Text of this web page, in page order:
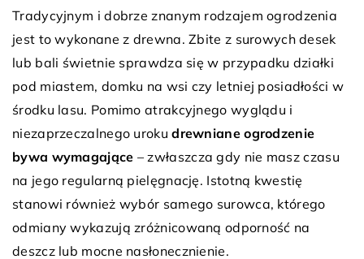
Tradycyjnym i dobrze znanym rodzajem ogrodzenia
jest to wykonane z drewna. Zbite z surowych desek
lub bali świetnie sprawdza się w przypadku działki
pod miastem, domku na wsi czy letniej posiadłości w
środku lasu. Pomimo atrakcyjnego wyglądu i
niezaprzeczalnego urokudrewniane ogrodzenie
bywa wymagające – zwłaszcza gdy nie masz czasu
na jego regularną pielęgnację. Istotną kwestię
stanowi również wybór samego surowca, którego
odmiany wykazują zróżnicowaną odporność na
deszcz lub mocne nasłonecznienie.